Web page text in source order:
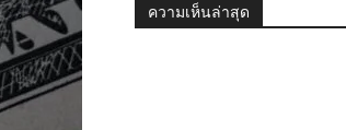
ความเห็นล่าสุด